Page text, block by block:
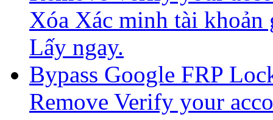
Xóa Xác minh tài
Lấy ngay.
Bypass Google FRP
Remove Verify your